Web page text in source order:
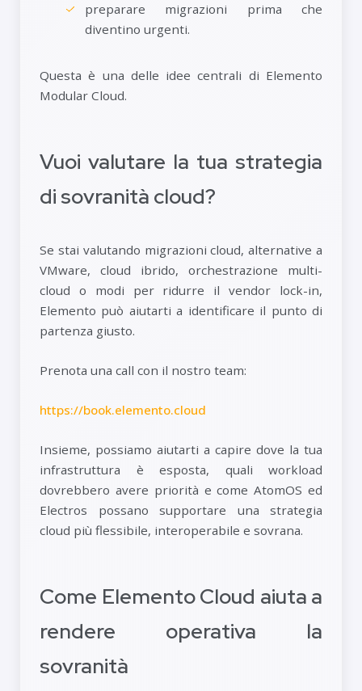
preparare migrazioni prima che
diventino urgenti.
Questa è una delle idee centrali di Elemento
Modular Cloud.
Vuoi valutare la tua strategia
di sovranità cloud?
Se stai valutando migrazioni cloud, alternative a
VMware, cloud ibrido, orchestrazione multi-
cloud o modi per ridurre il vendor lock-in,
Elemento può aiutarti a identificare il punto di
partenza giusto.
Prenota una call con il nostro team:
https://book.elemento.cloud
Insieme, possiamo aiutarti a capire dove la tua
infrastruttura è esposta, quali workload
dovrebbero avere priorità e come AtomOS ed
Electros possano supportare una strategia
cloud più flessibile, interoperabile e sovrana.
Come Elemento Cloud aiuta a
rendere operativa la
sovranità